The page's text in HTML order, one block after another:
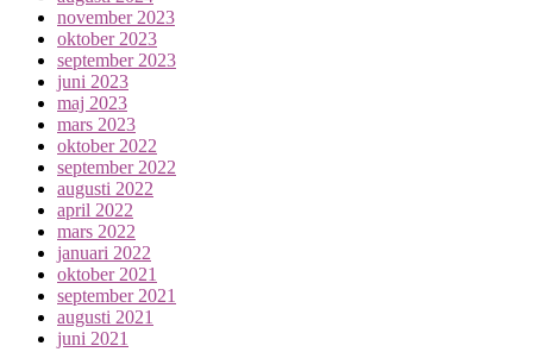
november 2023
oktober 2023
september 2023
juni 2023
maj 2023
mars 2023
oktober 2022
september 2022
augusti 2022
april 2022
mars 2022
januari 2022
oktober 2021
september 2021
augusti 2021
juni 2021